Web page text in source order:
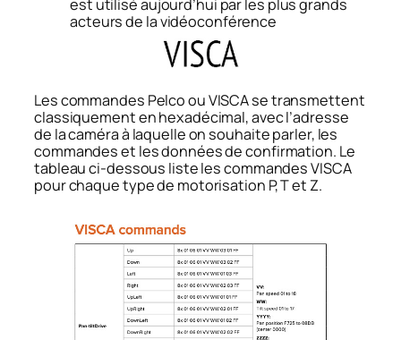
est utilisé aujourd’hui par les plus grands
acteurs de la vidéoconférence
Les commandes Pelco ou VISCA se transmettent
classiquement en hexadécimal, avec l’adresse
de la caméra à laquelle on souhaite parler, les
commandes et les données de confirmation. Le
tableau ci-dessous liste les commandes VISCA
pour chaque type de motorisation P, T et Z.